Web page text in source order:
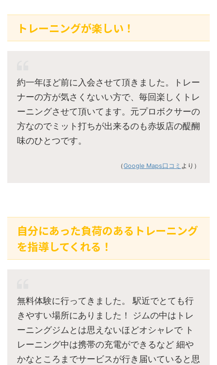
トレーニングが楽しい！
約一年ほど前に入会させて頂きました。トレー
ナーの方が気さくないい方で、毎回楽しくトレ
ーニングさせて頂いてます。元プロボクサーの
方なのでミット打ちが出来るのも赤坂店の醍醐
味のひとつです。
（Google Maps口コミ より）
自分にあった負荷のあるトレーニング
を指導してくれる！
無料体験に行ってきました。 駅近でとても行
きやすい場所にありました！ ジムの中はトレ
ーニングジムとは思えないほどオシャレで ト
レーニング中は携帯の充電ができるなど 細や
かなところまでサービスが行き届いていると思